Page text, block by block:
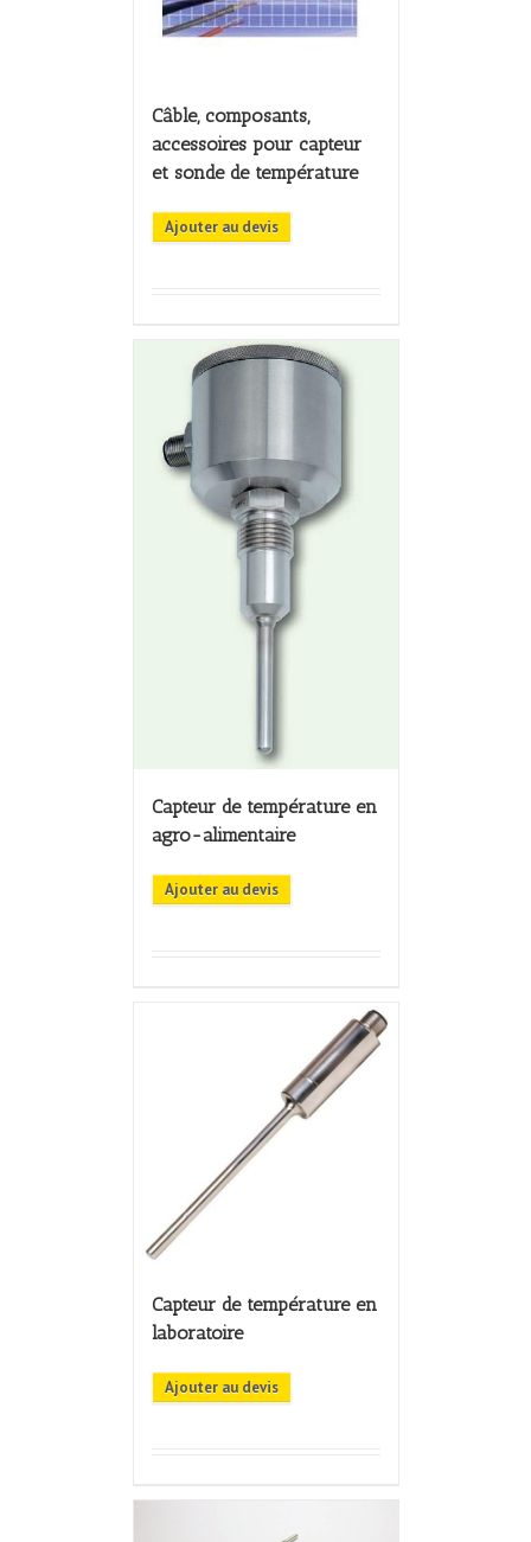
Câble, composants,
accessoires pour capteur
et sonde de température
Ajouter au devis
Capteur de température en
agro-alimentaire
Ajouter au devis
Capteur de température en
laboratoire
Ajouter au devis